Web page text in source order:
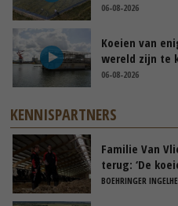
06-08-2026
Koeien van
wereld zijn te
06-08-2026
KENNISPARTNERS
Familie Van
terug: ‘De
BOEHRINGER